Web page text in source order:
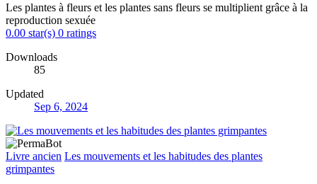
Les plantes à fleurs et les plantes sans fleurs se multiplient grâce à la
reproduction sexuée
0.00 star(s) 0 ratings
Downloads
85
Updated
Sep 6, 2024
Livre ancien Les mouvements et les habitudes des plantes
grimpantes